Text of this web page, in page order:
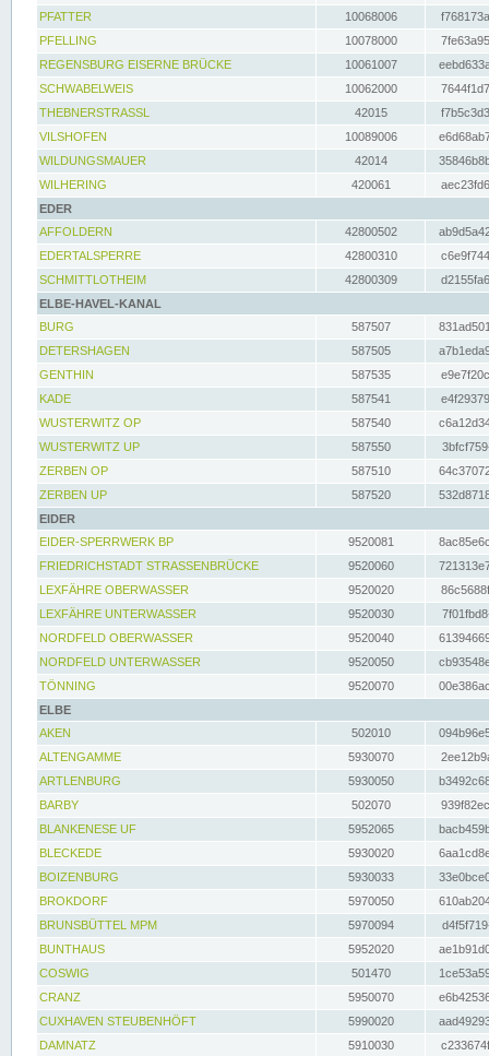
PFATTER
10068006
PFELLING
10078000
REGENSBURG EISERNE BRÜCKE
10061007
SCHWABELWEIS
10062000
THEBNERSTRASSL
42015
VILSHOFEN
10089006
WILDUNGSMAUER
42014
WILHERING
420061
EDER
AFFOLDERN
42800502
EDERTALSPERRE
42800310
SCHMITTLOTHEIM
42800309
ELBE-HAVEL-KANAL
BURG
587507
DETERSHAGEN
587505
GENTHIN
587535
KADE
587541
WUSTERWITZ OP
587540
WUSTERWITZ UP
587550
ZERBEN OP
587510
ZERBEN UP
587520
EIDER
EIDER-SPERRWERK BP
9520081
FRIEDRICHSTADT STRASSENBRÜCKE
9520060
LEXFÄHRE OBERWASSER
9520020
LEXFÄHRE UNTERWASSER
9520030
NORDFELD OBERWASSER
9520040
NORDFELD UNTERWASSER
9520050
TÖNNING
9520070
ELBE
AKEN
502010
ALTENGAMME
5930070
ARTLENBURG
5930050
BARBY
502070
BLANKENESE UF
5952065
BLECKEDE
5930020
BOIZENBURG
5930033
BROKDORF
5970050
BRUNSBÜTTEL MPM
5970094
BUNTHAUS
5952020
COSWIG
501470
CRANZ
5950070
CUXHAVEN STEUBENHÖFT
5990020
DAMNATZ
5910030